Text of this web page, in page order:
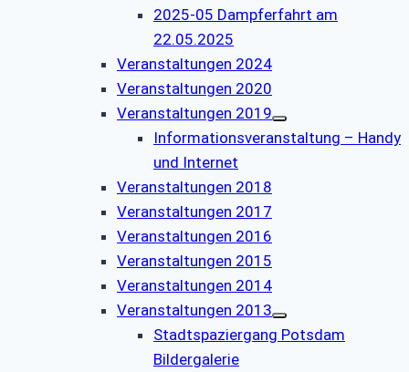
2025-05 Dampferfahrt am
22.05.2025
Veranstaltungen 2024
Veranstaltungen 2020
Veranstaltungen 2019
Informationsveranstaltung – Handy
und Internet
Veranstaltungen 2018
Veranstaltungen 2017
Veranstaltungen 2016
Veranstaltungen 2015
Veranstaltungen 2014
Veranstaltungen 2013
Stadtspaziergang Potsdam
Bildergalerie